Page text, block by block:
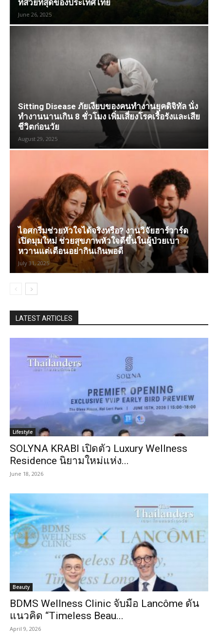
ที่สวยที่สุดของประเทศไทย
June 26, 2025
Sitting Disease ภัยเงียบของคนทำงานยุคดิจิทัล นั่ง
ทำงานนานเกิน 8 ชั่วโมง เพิ่มเสี่ยงโรคเรื้อรังและเสีย
ชีวิตก่อนวัย
August 29, 2025
ไอศกรีมช่วยหัวใจได้จริงหรือ? งานวิจัยฮาร์วาร์ด
เปิดมุมใหม่ ช่วยสุขภาพหัวใจดีขึ้นในผู้ป่วยเบา
หวานแต่เตือนอย่ากินเกินพอดี
July 31, 2025
LATEST ARTICLES
Lifestyle
SOLYNA KRABI เปิดตัว Luxury Wellness
Residence นิยามใหม่แห่ง...
June 18, 2026
Beauty
BDMS Wellness Clinic จับมือ Lancôme ดัน
แนวคิด “Timeless Beau...
April 9, 2026